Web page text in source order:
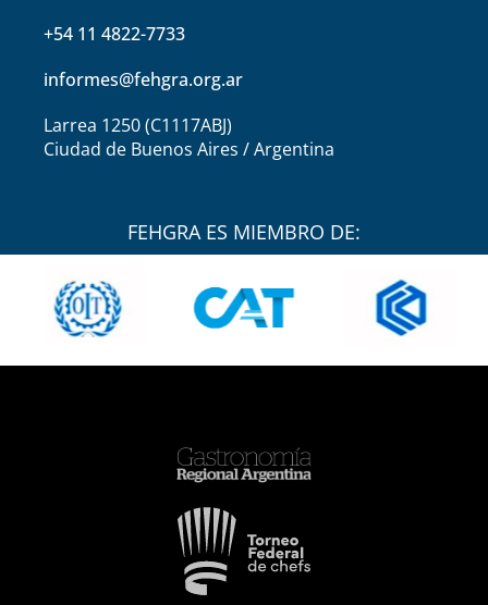
+54 11 4822-7733
informes@fehgra.org.ar
Larrea 1250 (C1117ABJ)
Ciudad de Buenos Aires / Argentina
FEHGRA ES MIEMBRO DE: